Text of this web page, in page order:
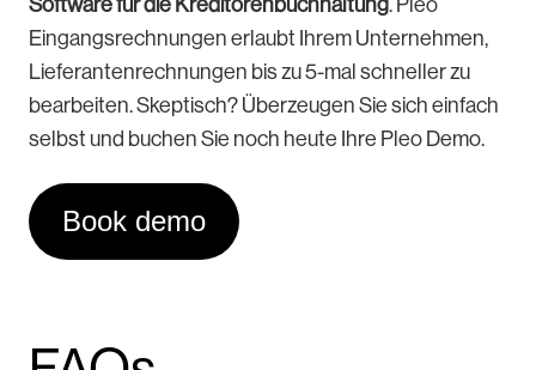
Software für die Kreditorenbuchhaltung. Pleo
Eingangsrechnungen erlaubt Ihrem Unternehmen,
Lieferantenrechnungen bis zu 5-mal schneller zu
bearbeiten. Skeptisch? Überzeugen Sie sich einfach
selbst und buchen Sie noch heute Ihre Pleo Demo.
Book demo